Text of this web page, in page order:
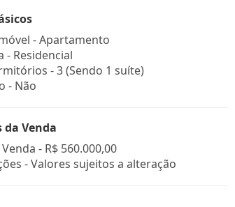
- Apartamento
- Residencial
- 3 (Sendo 1 suíte)
- Não
da Venda
- R$ 560.000,00
- Valores sujeitos a alteração